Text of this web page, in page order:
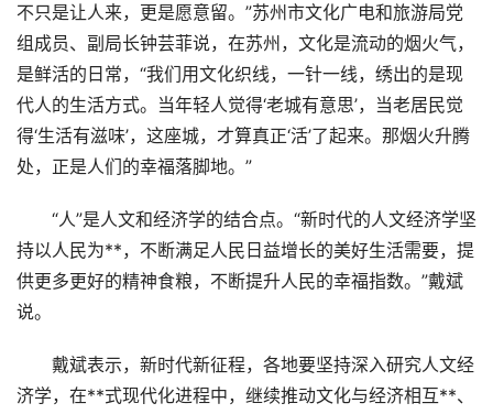
不只是让人来，更是愿意留。”苏州市文化广电和旅游局党
组成员、副局长钟芸菲说，在苏州，文化是流动的烟火气，
是鲜活的日常，“我们用文化织线，一针一线，绣出的是现
代人的生活方式。当年轻人觉得‘老城有意思’，当老居民觉
得‘生活有滋味’，这座城，才算真正‘活’了起来。那烟火升腾
处，正是人们的幸福落脚地。”
“人”是人文和经济学的结合点。“新时代的人文经济学坚
持以人民为**，不断满足人民日益增长的美好生活需要，提
供更多更好的精神食粮，不断提升人民的幸福指数。”戴斌
说。
戴斌表示，新时代新征程，各地要坚持深入研究人文经
济学，在**式现代化进程中，继续推动文化与经济相互**、